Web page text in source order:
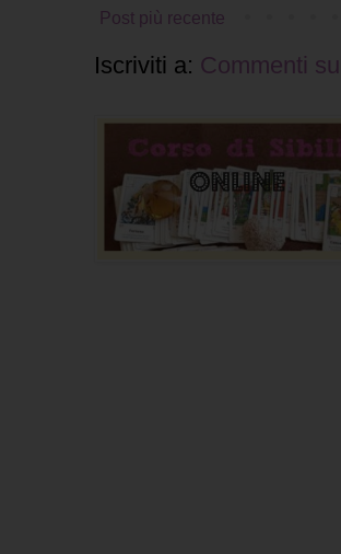
Post più recente
Iscriviti a: Commenti